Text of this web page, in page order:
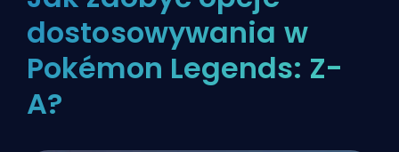
dostosowywania w
Pokémon Legends: Z-
A?